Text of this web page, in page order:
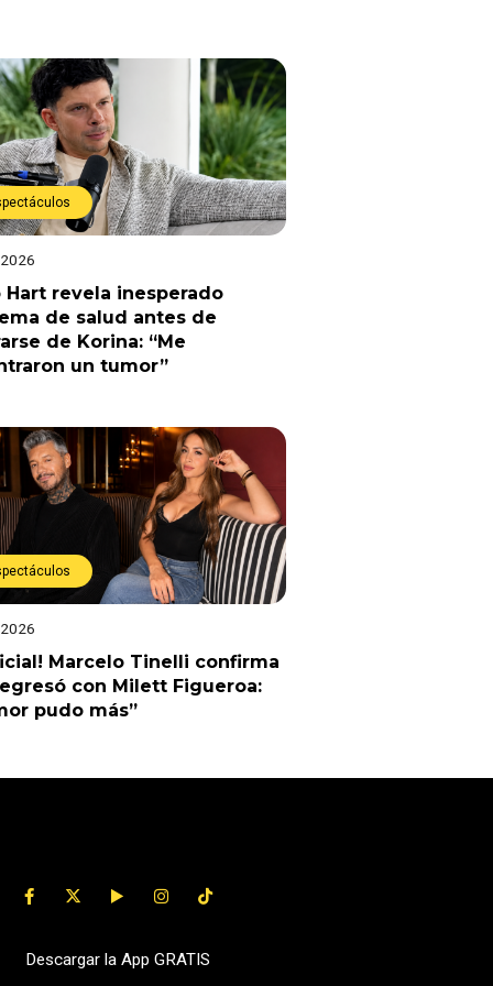
Hart revela inesperado
de salud antes de
de Korina: “Me
un tumor”
Marcelo Tinelli confirma
con Milett Figueroa:
pudo más”
Descargar la App GRATIS